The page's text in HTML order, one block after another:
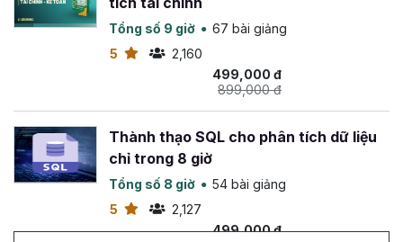
Tổng số 9 giờ
67 bài giảng
5
2,160
499,000 đ
899,000 đ
Thành thạo SQL cho phân tích dữ liệu
chỉ trong 8 giờ
Tổng số 8 giờ
54 bài giảng
5
2,127
499,000 đ